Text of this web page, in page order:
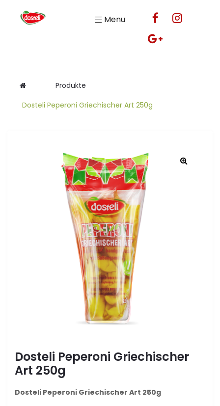
Menu
Produkte
Dosteli Peperoni Griechischer Art 250g
Dosteli Peperoni Griechischer
Art 250g
Dosteli Peperoni Griechischer Art 250g